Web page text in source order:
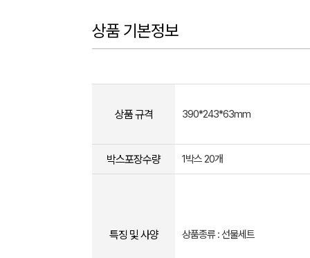
상품 기본정보
상품 규격 390*243*63mm
박스포장수량 1박스 20개
특징 및 사양 상품종류 : 선물세트